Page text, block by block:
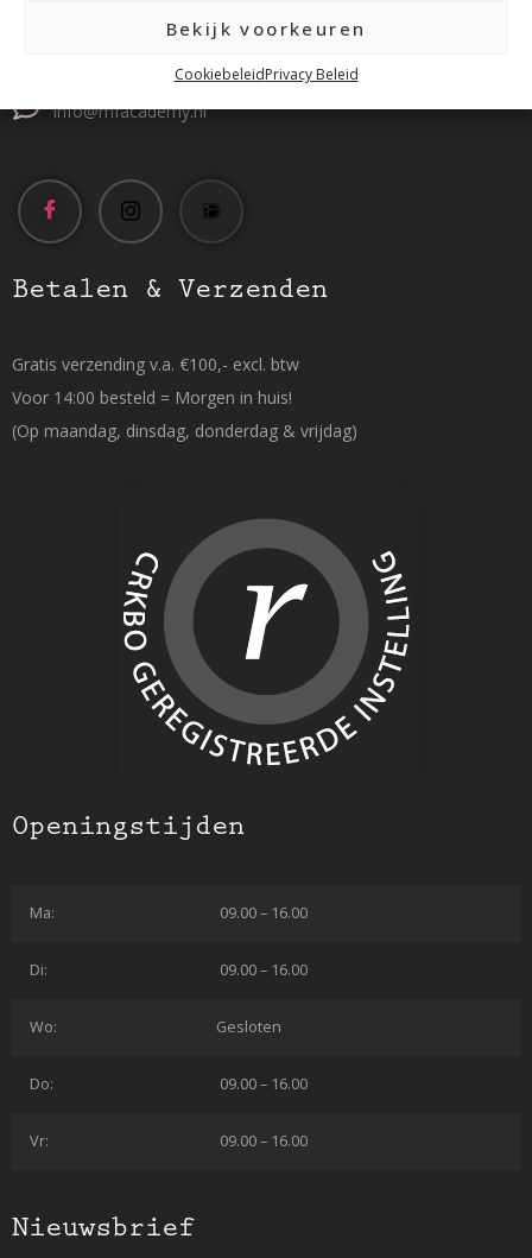
Bekijk voorkeuren
CookiebeleidPrivacy Beleid
info@mfacademy.nl
Betalen & Verzenden
Gratis verzending v.a. €100,- excl. btw
Voor 14:00 besteld = Morgen in huis!
(Op maandag, dinsdag, donderdag & vrijdag)
Openingstijden
Ma: 09.00 – 16.00
Di: 09.00 – 16.00
Wo: Gesloten
Do: 09.00 – 16.00
Vr: 09.00 – 16.00
Nieuwsbrief